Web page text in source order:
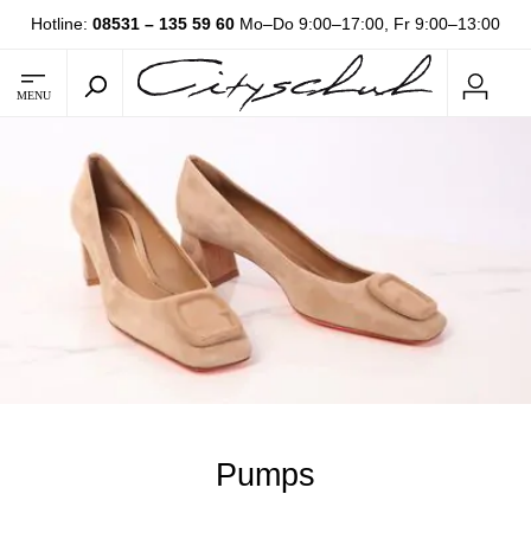
Hotline: 08531 – 135 59 60 Mo–Do 9:00–17:00, Fr 9:00–13:00
MENU
Pumps